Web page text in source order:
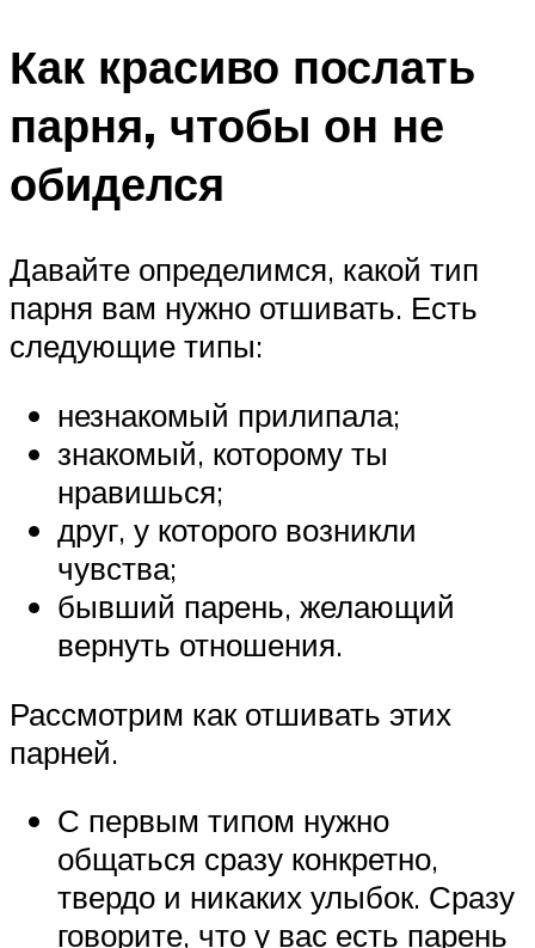
Как красиво послать
парня, чтобы он не
обиделся
Давайте определимся, какой тип
парня вам нужно отшивать. Есть
следующие типы:
незнакомый прилипала;
знакомый, которому ты
нравишься;
друг, у которого возникли
чувства;
бывший парень, желающий
вернуть отношения.
Рассмотрим как отшивать этих
парней.
С первым типом нужно
общаться сразу конкретно,
твердо и никаких улыбок. Сразу
говорите, что у вас есть парень